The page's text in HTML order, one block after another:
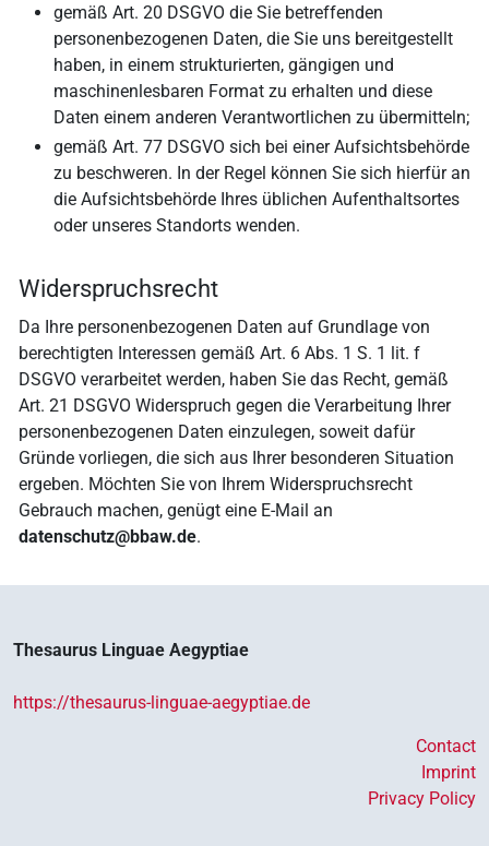
gemäß Art. 20 DSGVO die Sie betreffenden
personenbezogenen Daten, die Sie uns bereitgestellt
haben, in einem strukturierten, gängigen und
maschinenlesbaren Format zu erhalten und diese
Daten einem anderen Verantwortlichen zu übermitteln;
gemäß Art. 77 DSGVO sich bei einer Aufsichtsbehörde
zu beschweren. In der Regel können Sie sich hierfür an
die Aufsichtsbehörde Ihres üblichen Aufenthaltsortes
oder unseres Standorts wenden.
Widerspruchsrecht
Da Ihre personenbezogenen Daten auf Grundlage von
berechtigten Interessen gemäß Art. 6 Abs. 1 S. 1 lit. f
DSGVO verarbeitet werden, haben Sie das Recht, gemäß
Art. 21 DSGVO Widerspruch gegen die Verarbeitung Ihrer
personenbezogenen Daten einzulegen, soweit dafür
Gründe vorliegen, die sich aus Ihrer besonderen Situation
ergeben. Möchten Sie von Ihrem Widerspruchsrecht
Gebrauch machen, genügt eine E-Mail an
datenschutz@bbaw.de.
Thesaurus Linguae Aegyptiae
https://thesaurus-linguae-aegyptiae.de
Contact
Imprint
Privacy Policy